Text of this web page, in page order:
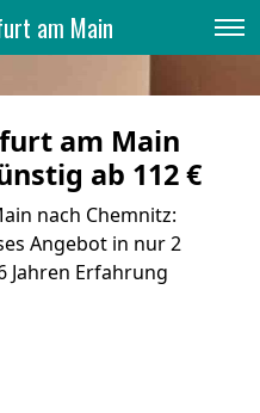
am Main
am Main
ab 112 €
nach Chemnitz:
Angebot in nur 2
Erfahrung